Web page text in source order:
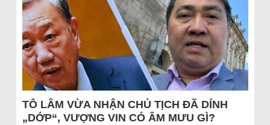
TÔ LÂM VỪA NHẬN CHỦ TỊCH ĐÃ DÍNH
„DỚP“, VƯỢNG VIN CÓ ÂM MƯU GÌ?